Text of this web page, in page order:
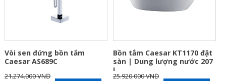
Vòi sen đứng bồn tắm
Caesar AS689C
21.274.000 VNĐ
Bồn tắm Caesar KT1170 đặt
sàn | Dung lượng nước 207
L
25.920.000 VNĐ